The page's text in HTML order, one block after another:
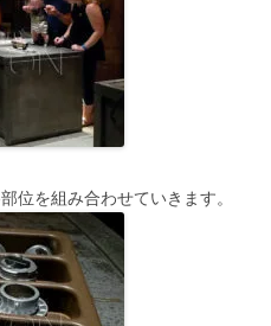
位を組み合わせていきます。